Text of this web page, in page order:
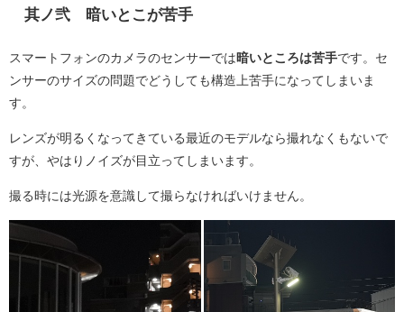
其ノ弐 暗いとこが苦手
スマートフォンのカメラのセンサーでは暗いところは苦手です。セ
ンサーのサイズの問題でどうしても構造上苦手になってしまいま
す。
レンズが明るくなってきている最近のモデルなら撮れなくもないで
すが、やはりノイズが目立ってしまいます。
撮る時には光源を意識して撮らなければいけません。